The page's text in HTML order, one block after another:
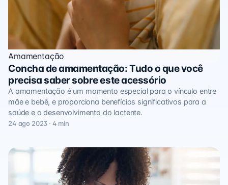
Amamentação
Concha de amamentação: Tudo o que você
precisa saber sobre este acessório
A amamentação é um momento especial para o vínculo entre
mãe e bebê, e proporciona benefícios significativos para a
saúde e o desenvolvimento do lactente.
24 ago 2023 · 4 min